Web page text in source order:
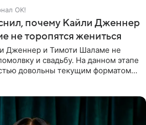
OK!
почему Кайли Дженнер
не торопятся жениться
Дженнер и Тимоти Шаламе не
и свадьбу. На данном этапе
довольны текущим форматом